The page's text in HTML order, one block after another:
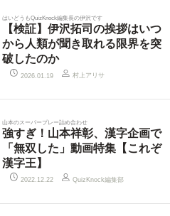
はいどうもQuizKnock編集長の伊沢です
【検証】伊沢拓司の挨拶はいつ
から人類が聞き取れる限界を突
破したのか
2026.01.19 村上アリサ
山本のスーパープレー詰め合わせ
強すぎ！山本祥彰、漢字企画で
「無双した」動画特集【これぞ
漢字王】
2022.12.22 QuizKnock編集部